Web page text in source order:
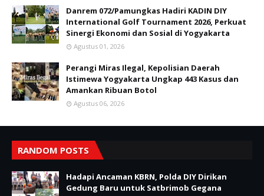
Danrem 072/Pamungkas Hadiri KADIN DIY
International Golf Tournament 2026, Perkuat
Sinergi Ekonomi dan Sosial di Yogyakarta
Agustus 01, 2026
Perangi Miras Ilegal, Kepolisian Daerah
Istimewa Yogyakarta Ungkap 443 Kasus dan
Amankan Ribuan Botol
Agustus 06, 2026
RANDOM POSTS
Hadapi Ancaman KBRN, Polda DIY Dirikan
Gedung Baru untuk Satbrimob Gegana